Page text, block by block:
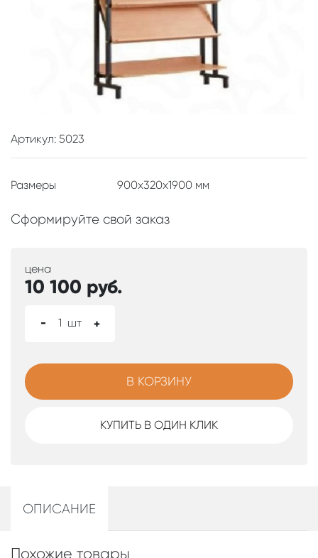
Артикул: 5023
Размеры 900x320x1900 мм
Сформируйте свой заказ
цена
10 100 руб.
- 1 шт +
В КОРЗИНУ
КУПИТЬ В ОДИН КЛИК
ОПИСАНИЕ
Похожие товары